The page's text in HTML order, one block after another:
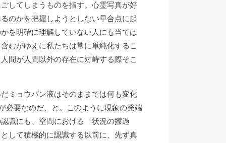
してしまうものを指す。心霊写真が好
のかを把握しようとしない早合点に起
を明確に理解していない人にも当ては
むがゆえに私たちは常に単純化するこ
間が人間以外の存在に対峙する際そこ
ミョウバン液はそのままでは何も変化
必要なのだ、と。このように現象の発端
識にも、空間における「状況の擦過
して積極的に認識する以前に、先ず真